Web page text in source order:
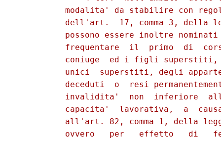
modalita' da stabilire con
dell'art.  17, comma 3, della
possono essere inoltre
frequentare  il  primo  di
coniuge  ed i figli
unici  superstiti, degli
deceduti  o  resi
invalidita'  non  inferiore
capacita'  lavorativa,  a
all'art. 82, comma 1, della
ovvero   per   effetto   di